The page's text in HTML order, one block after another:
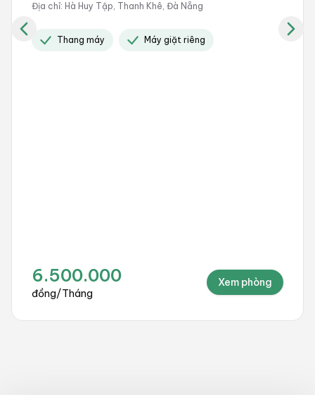
Hà Huy Tập, Thanh Khê, Đà Nẵng
Thang máy Máy giặt riêng
Tháng
Xem phòng
đồng